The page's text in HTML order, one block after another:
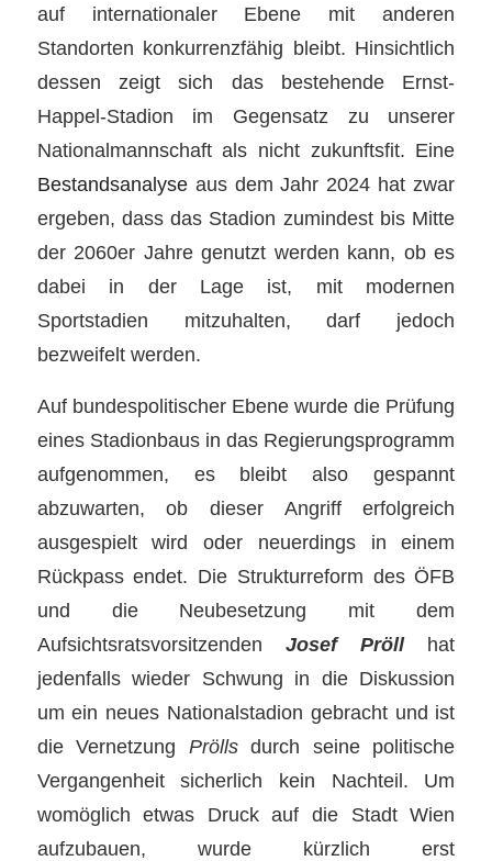
auf internationaler Ebene mit anderen
Standorten konkurrenzfähig bleibt. Hinsichtlich
dessen zeigt sich das bestehende Ernst-
Happel-Stadion im Gegensatz zu unserer
Nationalmannschaft als nicht zukunftsfit. Eine
Bestandsanalyseaus dem Jahr 2024 hat zwar
ergeben, dass das Stadion zumindest bis Mitte
der 2060er Jahre genutzt werden kann, ob es
dabei in der Lage ist, mit modernen
Sportstadien mitzuhalten, darf jedoch
bezweifelt werden.
Auf bundespolitischer Ebene wurde die Prüfung
eines Stadionbaus in das Regierungsprogramm
aufgenommen, es bleibt also gespannt
abzuwarten, ob dieser Angriff erfolgreich
ausgespielt wird oder neuerdings in einem
Rückpass endet. Die Strukturreform des ÖFB
und die Neubesetzung mit dem
Aufsichtsratsvorsitzenden Josef Pröllhat
jedenfalls wieder Schwung in die Diskussion
um ein neues Nationalstadion gebracht und ist
die Vernetzung Pröllsdurch seine politische
Vergangenheit sicherlich kein Nachteil. Um
womöglich etwas Druck auf die Stadt Wien
aufzubauen, wurde kürzlich erst